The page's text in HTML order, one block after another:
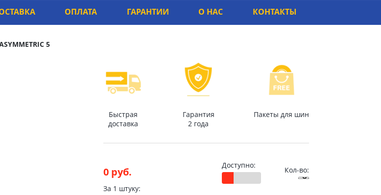
ОПЛАТА ГАРАНТИИ О НАС КОНТАКТЫ
5
Быстрая
доставка
Гарантия
2 года
Пакеты для шин
0 руб.
Доступно:
Кол-во:
За 1 штуку: